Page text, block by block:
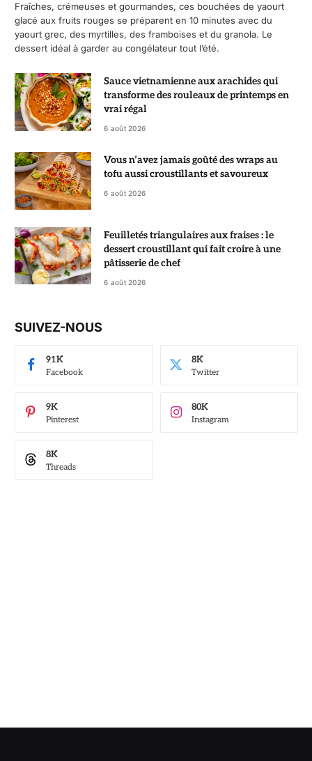
Fraîches, crémeuses et gourmandes, ces bouchées de yaourt
glacé aux fruits rouges se préparent en 10 minutes avec du
yaourt grec, des myrtilles, des framboises et du granola. Le
dessert idéal à garder au congélateur tout l’été.
Sauce vietnamienne aux arachides qui
transforme des rouleaux de printemps en
vrai régal
6 août 2026
Vous n’avez jamais goûté des wraps au
tofu aussi croustillants et savoureux
6 août 2026
Feuilletés triangulaires aux fraises : le
dessert croustillant qui fait croire à une
pâtisserie de chef
6 août 2026
SUIVEZ-NOUS
Facebook
91K
Twitter
8K
Pinterest
9K
Instagram
80K
Threads
8K